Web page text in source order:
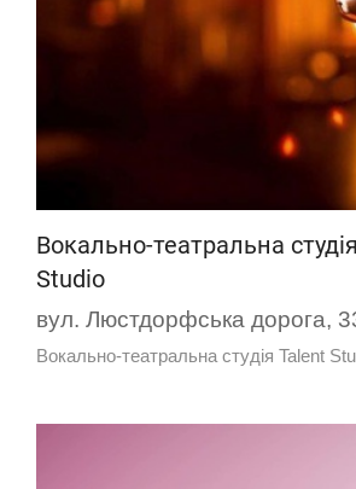
Вокально-театральна
Studio
вул. Люстдорфська дорога,
Вокально-театральна студія Talent